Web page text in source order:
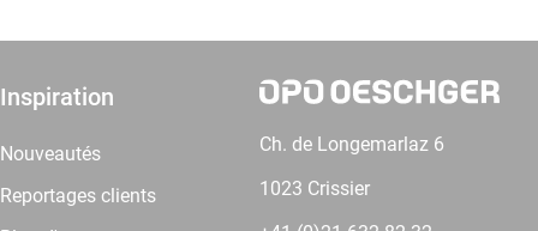
Inspiration
Nouveautés
Reportages clients
Ch. de Longemarlaz 6
1023 Crissier